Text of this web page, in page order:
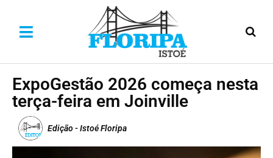
ExpoGestão 2026 começa nesta
terça-feira em Joinville
Edição - Istoé Floripa